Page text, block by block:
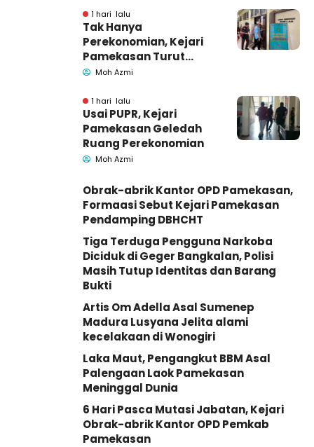
1 hari lalu
Tak Hanya
Perekonomian, Kejari
Pamekasan Turut
Geledah Ruang
Jasa
Moh Azmi
1 hari lalu
Usai PUPR, Kejari
Pamekasan Geledah
Ruang Perekonomian
Moh Azmi
Obrak-abrik Kantor OPD Pamekasan,
Formaasi Sebut Kejari Pamekasan
Pendamping DBHCHT
Tiga Terduga Pengguna Narkoba
Diciduk di Geger Bangkalan, Polisi
Masih Tutup Identitas dan Barang
Bukti
Artis Om Adella Asal Sumenep
Madura Lusyana Jelita alami
kecelakaan di Wonogiri
Laka Maut, Pengangkut BBM Asal
Palengaan Laok Pamekasan
Meninggal Dunia
6 Hari Pasca Mutasi Jabatan, Kejari
Obrak-abrik Kantor OPD Pemkab
Pamekasan